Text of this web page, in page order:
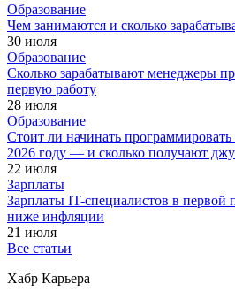
Образование
Чем занимаются и сколько
30 июля
Образование
Сколько зарабатывают менеджеры
первую работу
28 июля
Образование
Стоит ли начинать
2026 году — и сколько получают
22 июля
Зарплаты
Зарплаты IT-специалистов в первой
ниже инфляции
21 июля
Все статьи
Хабр Карьера